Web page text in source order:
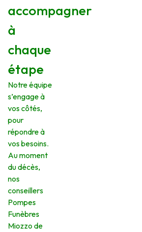
accompagner
à
chaque
étape
Notre équipe
s’engage à
vos côtés,
pour
répondre à
vos besoins.
Au moment
du décès,
nos
conseillers
Pompes
Funèbres
Miozzo de